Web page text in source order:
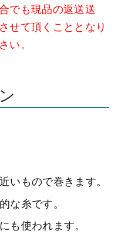
でも現品の返送送
せて頂くこととなり
い。
いもので巻きます。
な糸です。
も使われます。